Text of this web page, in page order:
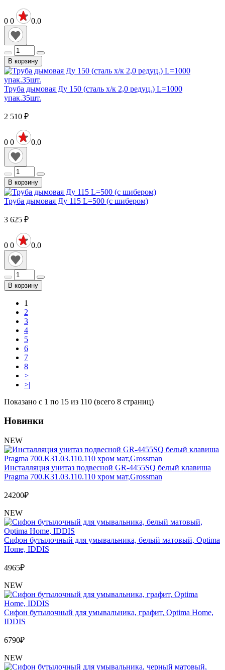
0 0 0.0
В корзину
Труба дымовая Ду 150 (сталь х/к 2,0 редуц.) L=1000
упак.35шт.
2 510 ₽
0 0 0.0
В корзину
Труба дымовая Ду 115 L=500 (с шибером)
3 625 ₽
0 0 0.0
В корзину
1
2
3
4
5
6
7
8
>
>|
Показано с 1 по 15 из 110 (всего 8 страниц)
Новинки
NEW
Инсталляция унитаз подвесной GR-4455SQ белый клавиша
Pragma 700.K31.03.110.110 хром мат,Grossman
24200₽
NEW
Сифон бутылочный для умывальника, белый матовый, Optima
Home, IDDIS
4965₽
NEW
Сифон бутылочный для умывальника, графит, Optima Home,
IDDIS
6790₽
NEW